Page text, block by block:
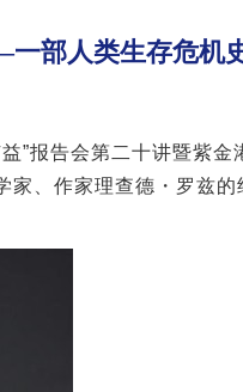
部人类生存危机
益”报告会第二十讲暨紫金
家、作家理查德・罗兹的